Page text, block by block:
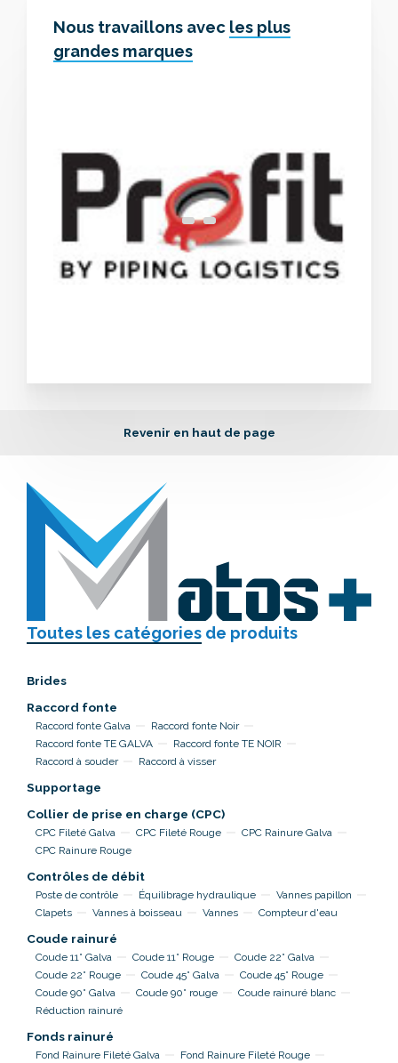
Nous travaillons avec les plus
grandes marques
Revenir en haut de page
Toutes les catégories de produits
Brides
Raccord fonte
Raccord fonte Galva
Raccord fonte Noir
Raccord fonte TE GALVA
Raccord fonte TE NOIR
Raccord à souder
Raccord à visser
Supportage
Collier de prise en charge (CPC)
CPC Fileté Galva CPC Fileté Rouge
CPC Rainure Galva
CPC Rainure Rouge
Contrôles de débit
Poste de contrôle Équilibrage hydraulique
Vannes papillon
Clapets
Vannes à boisseau Vannes Compteur d'eau
Coude rainuré
Coude 11° Galva Coude 11° Rouge
Coude 22° Galva
Coude 22° Rouge
Coude 45° Galva
Coude 45° Rouge
Coude 90° Galva
Coude 90° rouge
Coude rainuré blanc
Réduction rainuré
Fonds rainuré
Fond Rainure Fileté Galva Fond Rainure Fileté Rouge